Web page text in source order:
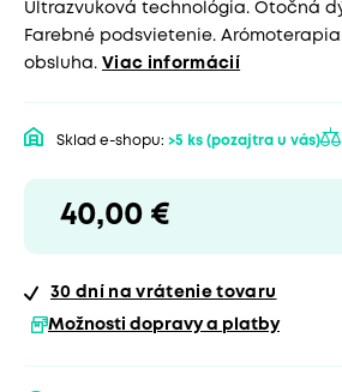
Ultrazvuková technológia. Otočná
Farebné podsvietenie.
obsluha. Viac informácií
Sklad e-shopu: >5 ks (pozajtra u vás)
40,00 €
30 dní na vrátenie tovaru
Možnosti dopravy a platby